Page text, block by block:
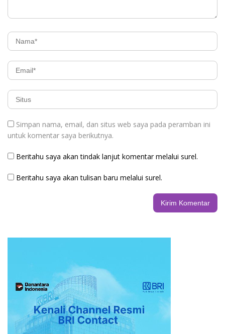
Simpan nama, email, dan situs web saya pada peramban ini
untuk komentar saya berikutnya.
Beritahu saya akan tindak lanjut komentar melalui surel.
Beritahu saya akan tulisan baru melalui surel.